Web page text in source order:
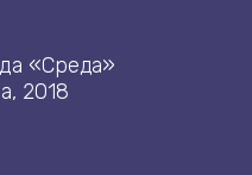
«Среда»
2018